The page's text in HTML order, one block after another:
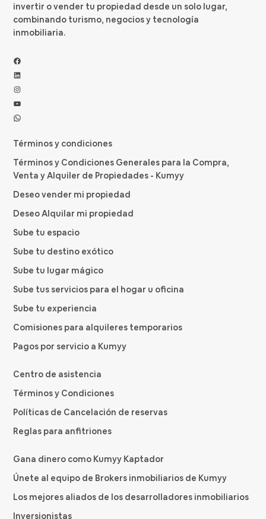
invertir o vender tu propiedad desde un solo lugar,
combinando turismo, negocios y tecnología
inmobiliaria.
Facebook
LinkedIn
Instagram
YouTube
WhatsApp
Términos y condiciones
Términos y Condiciones Generales para la Compra,
Venta y Alquiler de Propiedades - Kumyy
Deseo vender mi propiedad
Deseo Alquilar mi propiedad
Sube tu espacio
Sube tu destino exótico
Sube tu lugar mágico
Sube tus servicios para el hogar u oficina
Sube tu experiencia
Comisiones para alquileres temporarios
Pagos por servicio a Kumyy
Centro de asistencia
Términos y Condiciones
Políticas de Cancelación de reservas
Reglas para anfitriones
Gana dinero como Kumyy Kaptador
Únete al equipo de Brokers inmobiliarios de Kumyy
Los mejores aliados de los desarrolladores inmobiliarios
Inversionistas